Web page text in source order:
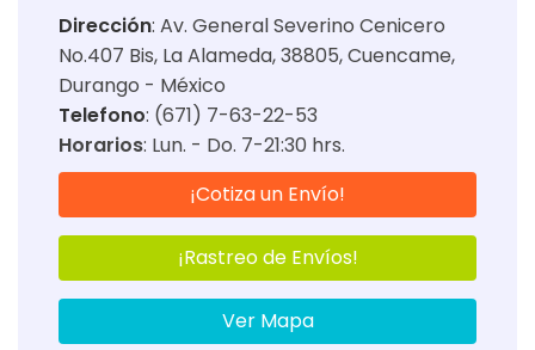
Dirección: Av. General Severino Cenicero
No.407 Bis, La Alameda, 38805, Cuencame,
Durango - México
Telefono: (671) 7-63-22-53
Horarios: Lun. - Do. 7-21:30 hrs.
¡Cotiza un Envío!
¡Rastreo de Envíos!
Ver Mapa